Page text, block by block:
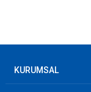
KURUMSAL